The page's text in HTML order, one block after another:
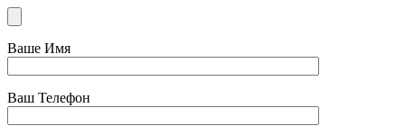
Ваше Имя
Ваш Телефон